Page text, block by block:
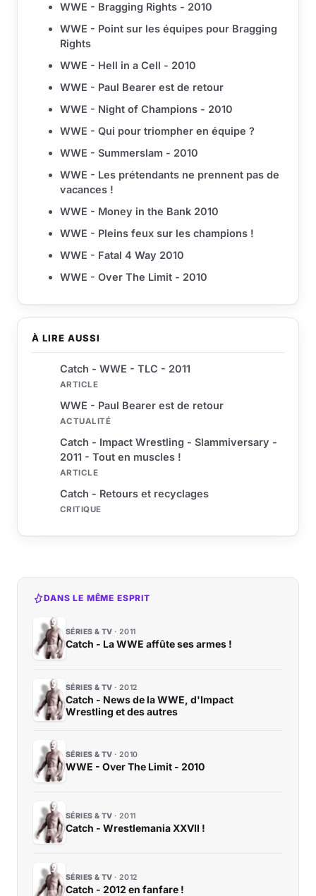
À LIRE AUSSI
Catch - WWE - TLC - 2011
ARTICLE
WWE - Paul Bearer est de retour
ACTUALITÉ
Catch - Impact Wrestling - Slammiversary -
2011 - Tout en muscles !
ARTICLE
Catch - Retours et recyclages
CRITIQUE
WWE - Bragging Rights - 2010
WWE - Point sur les équipes pour Bragging
Rights
WWE - Hell in a Cell - 2010
WWE - Paul Bearer est de retour
WWE - Night of Champions - 2010
WWE - Qui pour triompher en équipe ?
WWE - Summerslam - 2010
WWE - Les prétendants ne prennent pas de
vacances !
WWE - Money in the Bank 2010
WWE - Pleins feux sur les champions !
WWE - Fatal 4 Way 2010
WWE - Over The Limit - 2010
DANS LE MÊME ESPRIT
SÉRIES & TV 2011
Catch - La WWE affûte ses armes !
SÉRIES & TV 2012
Catch - News de la WWE, d'Impact
Wrestling et des autres
SÉRIES & TV 2010
WWE - Over The Limit - 2010
SÉRIES & TV 2011
Catch - Wrestlemania XXVII !
SÉRIES & TV 2012
Catch - 2012 en fanfare !